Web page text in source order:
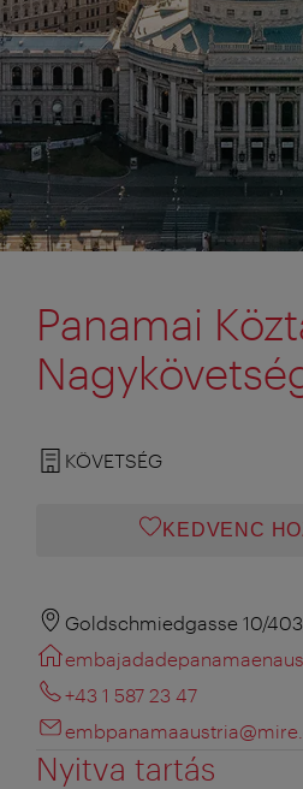
Panamai
KÖVETSÉG
KEDVENC
Goldschmiedgasse 10/
+43 1 587 23 47
Nyitva tartás